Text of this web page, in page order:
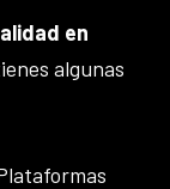
en
algunas